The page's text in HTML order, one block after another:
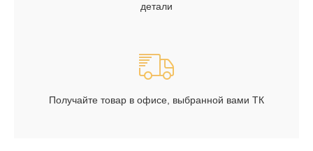
детали
Получайте товар в офисе, выбранной вами ТК